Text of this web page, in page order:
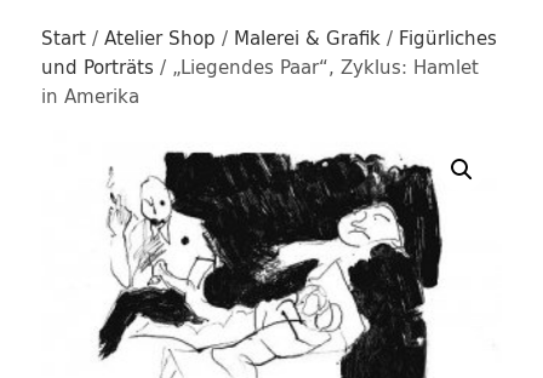
Start /Atelier Shop / Malerei & Grafik / Figürliches
und Porträts / „Liegendes Paar“, Zyklus: Hamlet
in Amerika